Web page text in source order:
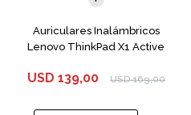
Auriculares Inalámbricos
Lenovo ThinkPad X1 Active
USD 139,00 USD 169,00